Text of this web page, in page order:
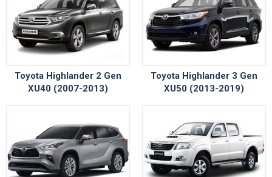
Toyota Highlander 2 Gen
XU40 (2007-2013)
Toyota Highlander 3 Gen
XU50 (2013-2019)